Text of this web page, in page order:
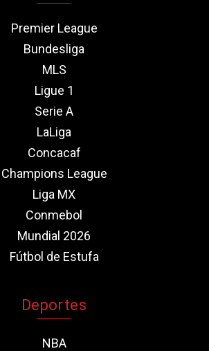
Premier League
Bundesliga
MLS
Ligue 1
Serie A
LaLiga
Concacaf
Champions League
Liga MX
Conmebol
Mundial 2026
Fútbol de Estufa
Deportes
NBA